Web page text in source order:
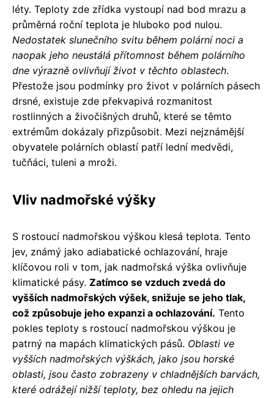
léty. Teploty zde zřídka vystoupí nad bod mrazu a
průměrná roční teplota je hluboko pod nulou.
Nedostatek slunečního svitu během polární noci a
naopak jeho neustálá přítomnost během polárního
dne výrazně ovlivňují život v těchto oblastech.
Přestože jsou podmínky pro život v polárních pásech
drsné, existuje zde překvapivá rozmanitost
rostlinných a živočišných druhů, které se těmto
extrémům dokázaly přizpůsobit. Mezi nejznámější
obyvatele polárních oblastí patří lední medvědi,
tučňáci, tuleni a mroži.
Vliv nadmořské výšky
S rostoucí nadmořskou výškou klesá teplota. Tento
jev, známý jako adiabatické ochlazování, hraje
klíčovou roli v tom, jak nadmořská výška ovlivňuje
klimatické pásy. Zatímco se vzduch zvedá do
vyšších nadmořských výšek, snižuje se jeho tlak,
což způsobuje jeho expanzi a ochlazování. Tento
pokles teploty s rostoucí nadmořskou výškou je
patrný na mapách klimatických pásů. Oblasti ve
vyšších nadmořských výškách, jako jsou horské
oblasti, jsou často zobrazeny v chladnějších barvách,
které odrážejí nižší teploty, bez ohledu na jejich